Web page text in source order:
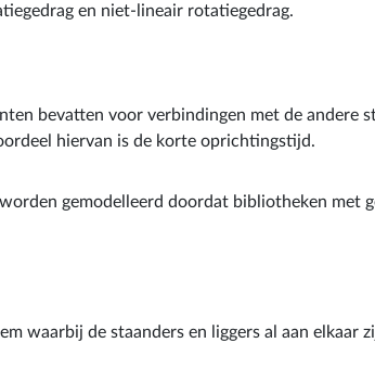
en niet-lineair rotatiegedrag.
bevatten voor verbindingen met de andere
hiervan is de korte oprichtingstijd.
gemodelleerd doordat bibliotheken met
waarbij de staanders en liggers al aan elkaar